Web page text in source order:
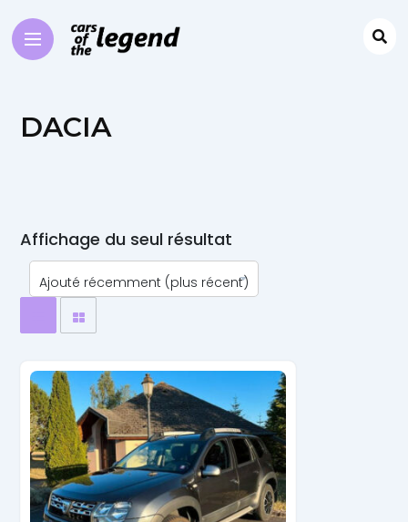
DACIA
Affichage du seul résultat